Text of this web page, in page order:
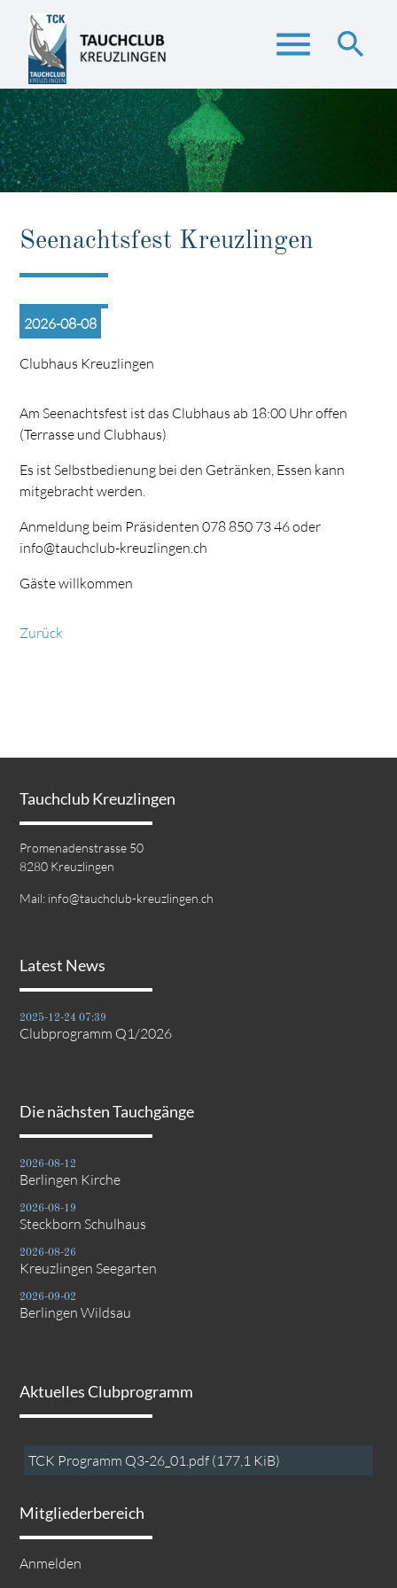
menu search
Suchbegriffe
Seenachtsfest Kreuzlingen
2026-08-08
Clubhaus Kreuzlingen
Am Seenachtsfest ist das Clubhaus ab 18:00 Uhr offen
(Terrasse und Clubhaus)
Es ist Selbstbedienung bei den Getränken, Essen kann
mitgebracht werden.
Anmeldung beim Präsidenten 078 850 73 46 oder
info@tauchclub-kreuzlingen.ch
Gäste willkommen
Zurück
Tauchclub Kreuzlingen
Promenadenstrasse 50
8280 Kreuzlingen
Mail: info@tauchclub-kreuzlingen.ch
Latest News
2025-12-24 07:39
Clubprogramm Q1/2026
Die nächsten Tauchgänge
2026-08-12
Berlingen Kirche
2026-08-19
Steckborn Schulhaus
2026-08-26
Kreuzlingen Seegarten
2026-09-02
Berlingen Wildsau
Aktuelles Clubprogramm
TCK Programm Q3-26_01.pdf (177,1 KiB)
Mitgliederbereich
Anmelden